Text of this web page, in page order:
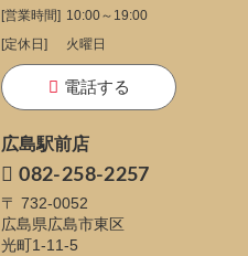
[営業時間] 10:00～19:00
[定休日]
火曜日
電話する
広島駅前店
082-258-2257
〒 732-0052
広島県広島市東区
光町1-11-5